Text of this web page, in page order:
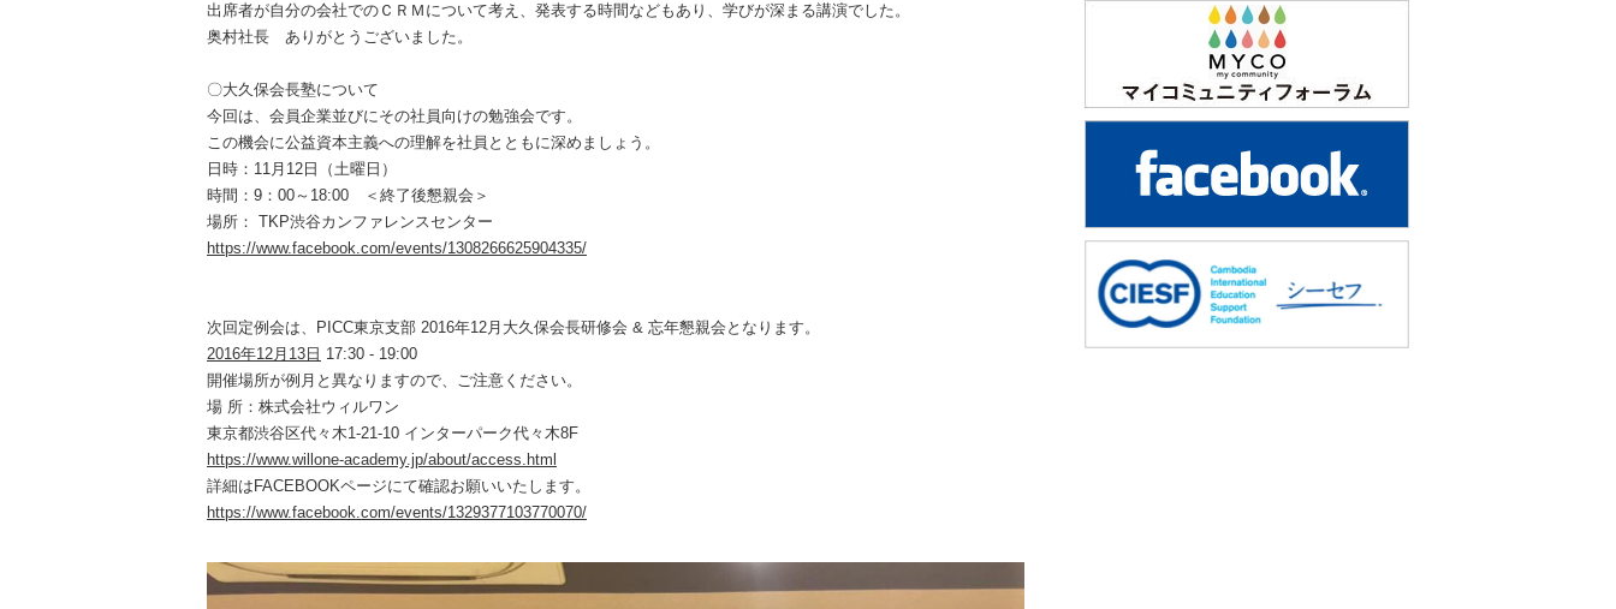
出席者が自分の会社でのＣＲＭについて考え、発表する時間などもあり、学びが深まる講演でした。
奥村社長 ありがとうございました。
〇大久保会長塾について
今回は、会員企業並びにその社員向けの勉強会です。
この機会に公益資本主義への理解を社員とともに深めましょう。
日時：11月12日（土曜日）
時間：9：00～18:00 ＜終了後懇親会＞
場所： TKP渋谷カンファレンスセンター
https://www.facebook.com/events/1308266625904335/
次回定例会は、PICC東京支部 2016年12月大久保会長研修会 & 忘年懇親会となります。
2016年12月13日 17:30 - 19:00
開催場所が例月と異なりますので、ご注意ください。
場 所：株式会社ウィルワン
東京都渋谷区代々木1-21-10 インターパーク代々木8F
https://www.willone-academy.jp/about/access.html
詳細はFACEBOOKページにて確認お願いいたします。
https://www.facebook.com/events/1329377103770070/